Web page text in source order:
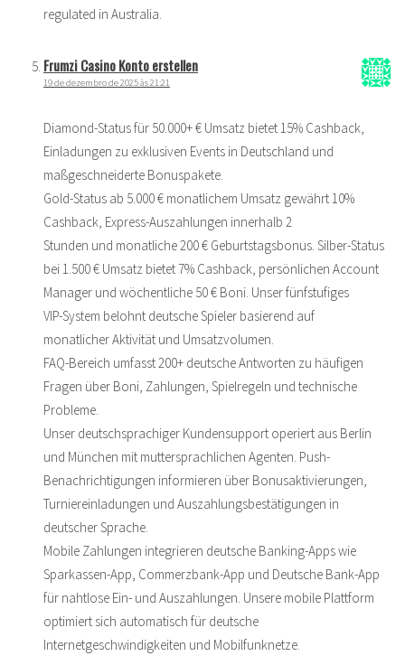
regulated in Australia.
Frumzi Casino Konto erstellen
19 de dezembro de 2025 às 21:21
Diamond-Status für 50.000+ € Umsatz bietet 15% Cashback,
Einladungen zu exklusiven Events in Deutschland und
maßgeschneiderte Bonuspakete.
Gold-Status ab 5.000 € monatlichem Umsatz gewährt 10%
Cashback, Express-Auszahlungen innerhalb 2
Stunden und monatliche 200 € Geburtstagsbonus. Silber-Status
bei 1.500 € Umsatz bietet 7% Cashback, persönlichen Account
Manager und wöchentliche 50 € Boni. Unser fünfstufiges
VIP-System belohnt deutsche Spieler basierend auf
monatlicher Aktivität und Umsatzvolumen.
FAQ-Bereich umfasst 200+ deutsche Antworten zu häufigen
Fragen über Boni, Zahlungen, Spielregeln und technische
Probleme.
Unser deutschsprachiger Kundensupport operiert aus Berlin
und München mit muttersprachlichen Agenten. Push-
Benachrichtigungen informieren über Bonusaktivierungen,
Turniereinladungen und Auszahlungsbestätigungen in
deutscher Sprache.
Mobile Zahlungen integrieren deutsche Banking-Apps wie
Sparkassen-App, Commerzbank-App und Deutsche Bank-App
für nahtlose Ein- und Auszahlungen. Unsere mobile Plattform
optimiert sich automatisch für deutsche
Internetgeschwindigkeiten und Mobilfunknetze.